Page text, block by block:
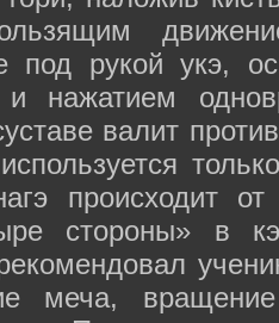
под рукой укэ,
и нажатием
валит
происходит
стороны» в
меча,